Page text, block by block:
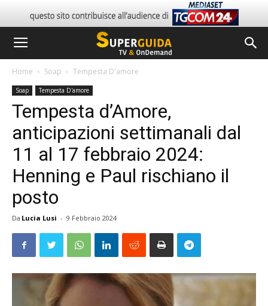
Home Soap Tempesta D'amore
Soap Tempesta D'amore
Tempesta d’Amore,
anticipazioni settimanali dal
11 al 17 febbraio 2024:
Henning e Paul rischiano il
posto
Da Lucia Lusi - 9 Febbraio 2024